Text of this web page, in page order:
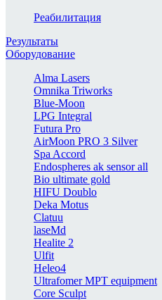
Реабилитация
Результаты
Оборудование
Alma Lasers
Omnika Triworks
Blue-Moon
LPG Integral
Futura Pro
AirMoon PRO 3 Silver
Spa Accord
Endospheres ak sensor all
Bio ultimate gold
HIFU Doublo
Deka Motus
Clatuu
laseMd
Healite 2
Ulfit
Heleo4
Ultrafomer MPT equipment
Core Sculpt